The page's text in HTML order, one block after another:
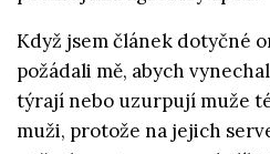
Když jsem článek dotyčné
požádali mě, abych
týrají nebo uzurpují muže
muži, protože na jejich